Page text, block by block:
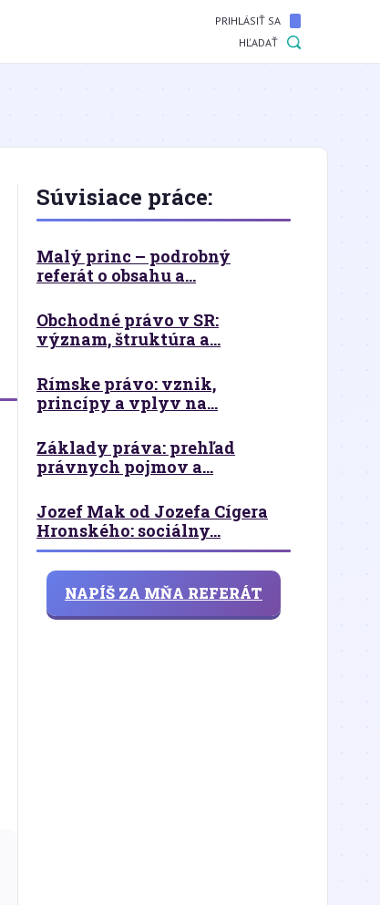
PRIHLÁSIŤ SA
HĽADAŤ
Súvisiace práce:
Malý princ – podrobný
referát o obsahu a...
Obchodné právo v SR:
význam, štruktúra a...
Rímske právo: vznik,
princípy a vplyv na...
Základy práva: prehľad
právnych pojmov a...
Jozef Mak od Jozefa Cígera
Hronského: sociálny...
NAPÍŠ ZA MŇA REFERÁT